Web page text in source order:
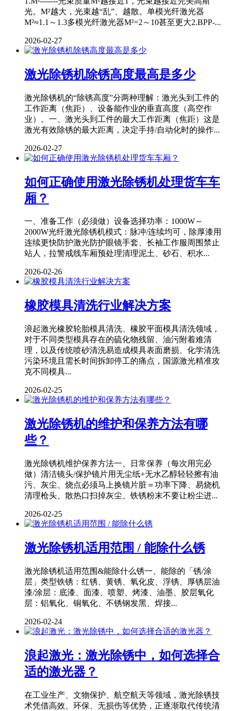
光。M²越大，光束越“乱”、越散。单模光纤激光器
M²≈1.1～1.3多模光纤激光器M²=2～10甚至更大2.BPP-...
2026-02-27
激光除锈机除锈高度最高是多少
激光除锈机的“除锈高度”分两种理解：激光头到工件的
工作距离（焦距）、设备能作业的垂直高度（高空作
业）。一、激光头到工件的最大工作距离（焦距）这是
激光有效除锈的最大距离，决定手持/自动化时的操作...
2026-02-27
如何正确使用激光除锈机处理货车车
厢？
一、准备工作（必须做）设备选择功率：1000W～
2000W光纤激光除锈机模式：脉冲/连续均可，除厚漆用
连续更快防护激光防护眼镜手套、长袖工作服周围禁止
站人，拉警戒线车厢预处理清理泥土、砂石、积水...
2026-02-26
橡胶模具清洗行业解决方案
浪起激光橡胶轮胎模具清洗、橡胶平面模具清洗领域，
对于不同类型模具存在的硫化物残留、油污附着难清
理，以及传统喷砂清洗易造成模具表面磨损、化学清洗
污染环境且需长时间拆卸停工的痛点，国源激光精准攻
克不同模具...
2026-02-25
激光除锈机的维护和保养方法有哪
些？
激光除锈机维护保养方法一、日常保养（每次用完必
做）清洁镜头/保护镜片用无尘纸+无水乙醇轻轻擦有油
污、灰尘、烧点必须马上换镜片脏＝功率下降、易烧机
清理枪头、散热口扫掉灰尘、铁锈粉末不要让粉尘进...
2026-02-25
激光除锈机适用范围 / 能除什么锈
激光除锈机适用范围&能除什么锈一、能除的「锈/涂
层」类型铁锈：红锈、黄锈、氧化皮、浮锈、厚锈层油
漆/涂层：底漆、面漆、喷塑、烤漆、油墨、胶层氧化
层：铝氧化、铜氧化、不锈钢发黑、焊接...
2026-02-24
浪起激光：激光除锈中，如何选择合
适的激光器？
在工业生产、文物保护、航空航天等领域，激光除锈技
术凭借高效、环保、无损伤等优势，正逐渐取代传统清